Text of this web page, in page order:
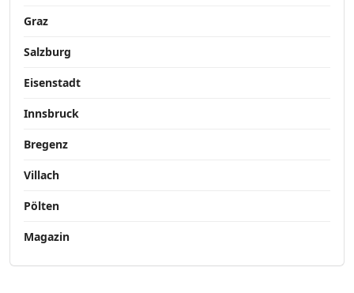
Graz
Salzburg
Eisenstadt
Innsbruck
Bregenz
Villach
Pölten
Magazin